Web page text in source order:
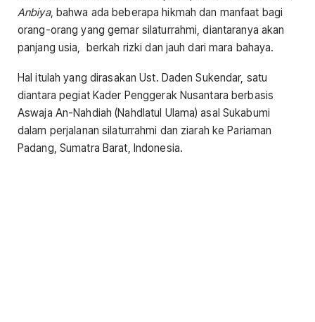
Anbiya, bahwa ada beberapa hikmah dan manfaat bagi
orang-orang yang gemar silaturrahmi, diantaranya akan
panjang usia, berkah rizki dan jauh dari mara bahaya.
Hal itulah yang dirasakan Ust. Daden Sukendar, satu
diantara pegiat Kader Penggerak Nusantara berbasis
Aswaja An-Nahdiah (Nahdlatul Ulama) asal Sukabumi
dalam perjalanan silaturrahmi dan ziarah ke Pariaman
Padang, Sumatra Barat, Indonesia.